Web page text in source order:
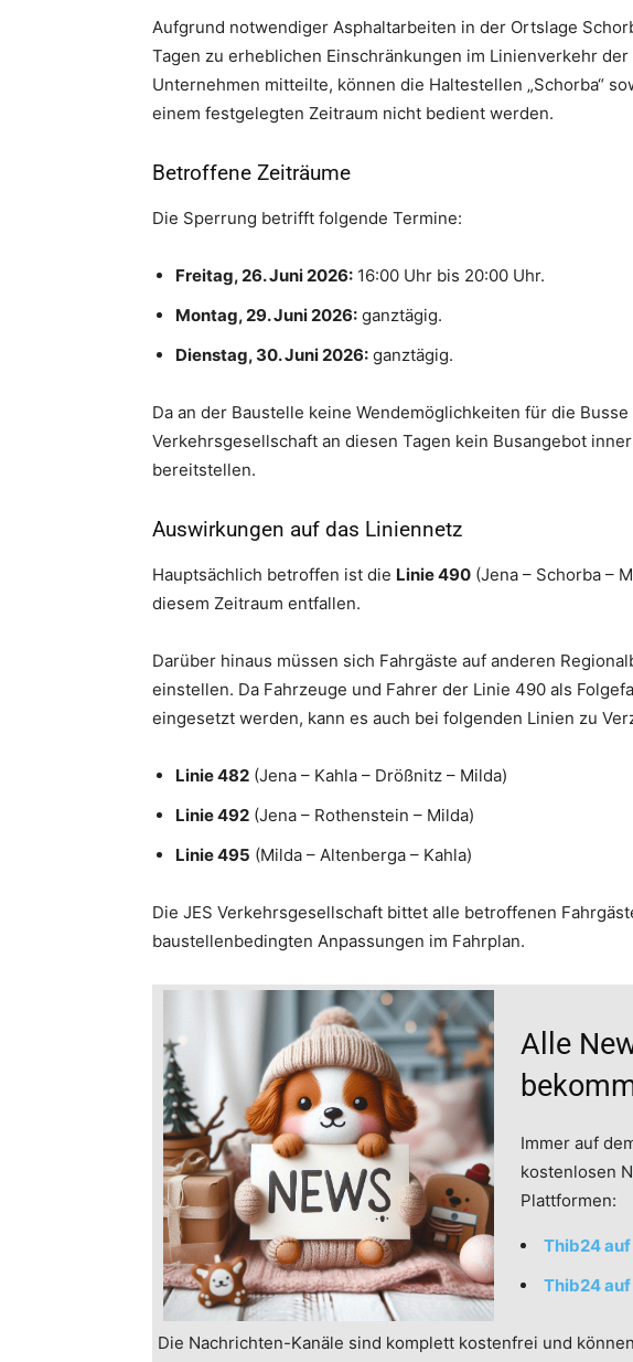
Aufgrund notwendiger Asphaltarbeiten in der Ortslage
Tagen zu erheblichen Einschränkungen im Linienverkehr
Unternehmen mitteilte, können die Haltestellen „Schorba“
einem festgelegten Zeitraum nicht bedient werden.
Betroffene Zeiträume
Die Sperrung betrifft folgende Termine:
Freitag, 26. Juni 2026: 16:00 Uhr bis 20:00 Uhr.
Montag, 29. Juni 2026: ganztägig.
Dienstag, 30. Juni 2026: ganztägig.
Da an der Baustelle keine Wendemöglichkeiten für die
Verkehrsgesellschaft an diesen Tagen kein Busangebot
bereitstellen.
Auswirkungen auf das Liniennetz
Hauptsächlich betroffen ist die Linie 490 (Jena – Schorba –
diesem Zeitraum entfallen.
Darüber hinaus müssen sich Fahrgäste auf anderen
einstellen. Da Fahrzeuge und Fahrer der Linie 490 als
eingesetzt werden, kann es auch bei folgenden Linien zu
Linie 482 (Jena – Kahla – Drößnitz – Milda)
Linie 492 (Jena – Rothenstein – Milda)
Linie 495 (Milda – Altenberga – Kahla)
Die JES Verkehrsgesellschaft bittet alle betroffenen
baustellenbedingten Anpassungen im Fahrplan.
Alle
Immer auf
kostenlosen
Plattformen:
Thib24
Thib24
Die Nachrichten-Kanäle sind komplett kostenfrei und